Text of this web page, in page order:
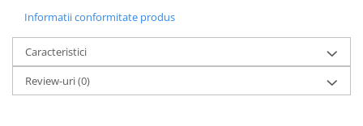
Informatii conformitate produs
Caracteristici
Review-uri(0)